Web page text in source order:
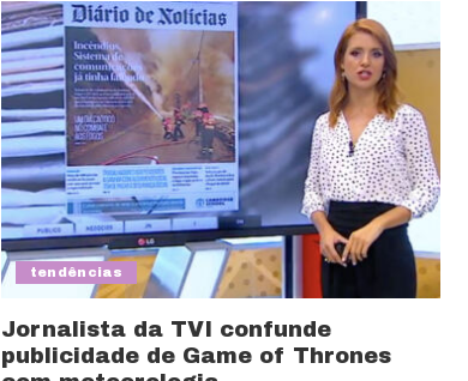
tendências
Jornalista da TVI confunde
publicidade de Game of Thrones